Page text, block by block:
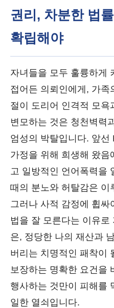
권리, 차분한 법
확립해야
자녀들을 모두 훌륭하게
접어든 의뢰인에게, 가족
절이 도리어 인격적 모욕
변모하는 것은 청천벽력
엄성의 박탈입니다. 앞선
가정을 위해 희생해 왔음
고 일방적인 언어폭력을
때의 분노와 허탈감은 이
그러나 사적 감정에 휩
법을 잘 모른다는 이유로
은, 정당한 나의 재산과
버리는 치명적인 패착이
보장하는 명확한 요건을
행사하는 것만이 피해를
일한 열쇠입니다.